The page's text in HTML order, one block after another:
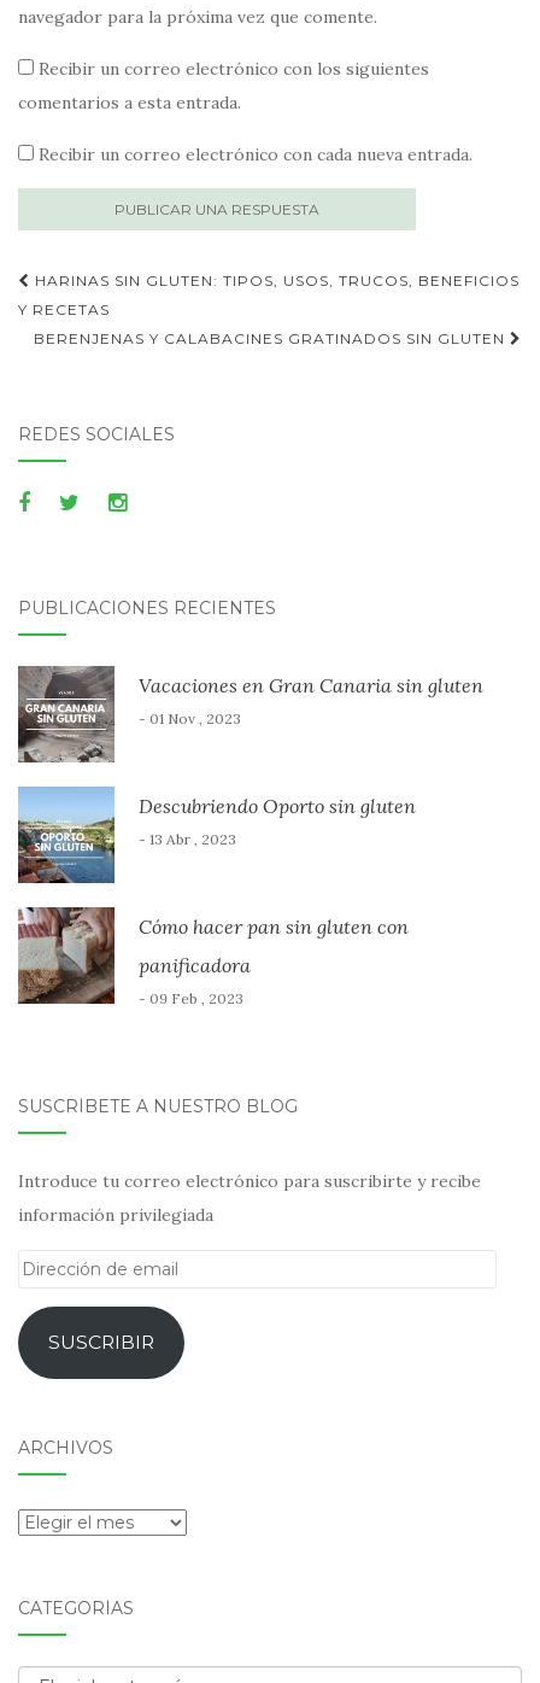
navegador para la próxima vez que comente.
Recibir un correo electrónico con los siguientes
comentarios a esta entrada.
Recibir un correo electrónico con cada nueva entrada.
Publica
navegación
HARINAS SIN GLUTEN: TIPOS, USOS, TRUCOS, BENEFICIOS
Y RECETAS
BERENJENAS Y CALABACINES GRATINADOS SIN GLUTEN
REDES SOCIALES
PUBLICACIONES RECIENTES
Vacaciones en Gran Canaria sin gluten
- 01 Nov , 2023
Descubriendo Oporto sin gluten
- 13 Abr , 2023
Cómo hacer pan sin gluten con
panificadora
- 09 Feb , 2023
SUSCRÍBETE A NUESTRO BLOG
Introduce tu correo electrónico para suscribirte y recibe
información privilegiada
Dirección
emailSUSCRIBIR
ARCHIVOS
Archivos
CATEGORÍAS